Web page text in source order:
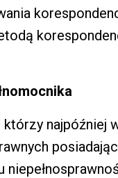
najpóźniej